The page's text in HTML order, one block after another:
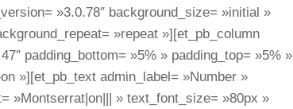
»3.0.78″ background_size= »initial »
»repeat »][et_pb_column
padding_bottom= »5% » padding_top= »5% »
»][et_pb_text admin_label= »Number »
»Montserrat|on||| » text_font_size= »80px »